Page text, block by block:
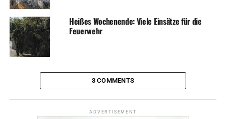
Heißes Wochenende: Viele Einsätze für die
Feuerwehr
3 COMMENTS
ADVERTISEMENT